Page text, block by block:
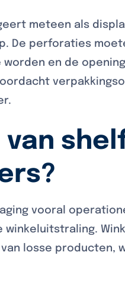
meteen als
De perforaties
en de
vooral
winkeluitstraling.
losse producten,